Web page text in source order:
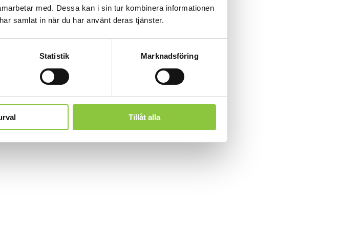
med. Dessa kan i sin tur kombinera informationen
samlat in när du har använt deras tjänster.
Statistik Marknadsföring
Tillåt alla